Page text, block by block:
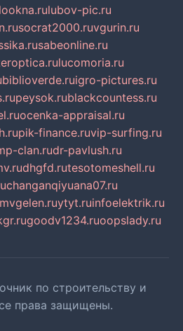
lubov-pic.ru
socrat2000.ruvgurin.ru
sabeonline.ru
lucomoria.ru
biblioverde.ruigro-pictures.ru
peysok.rublackcountess.ru
ocenka-appraisal.ru
pik-finance.ruvip-surfing.ru
clan.rudr-pavlush.ru
dhgfd.rutesotomeshell.ru
changanqiyuana07.ru
ytyt.ruinfoelektrik.ru
goodv1234.ruoopslady.ru
по строительству и
права защищены.